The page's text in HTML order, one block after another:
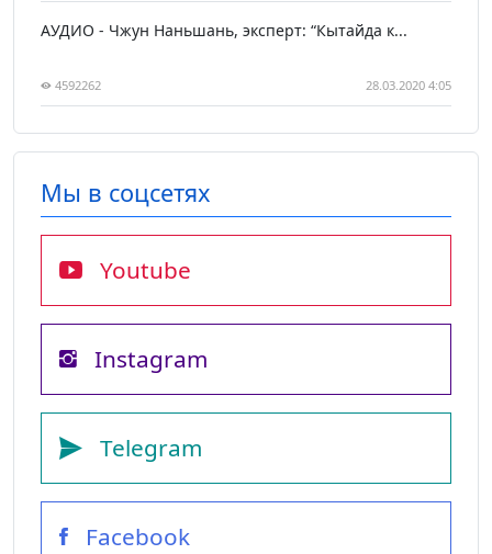
АУДИО - Чжун Наньшань, эксперт: “Кытайда к...
4592262 28.03.2020 4:05
Мы в соцсетях
Youtube
Instagram
Telegram
Facebook